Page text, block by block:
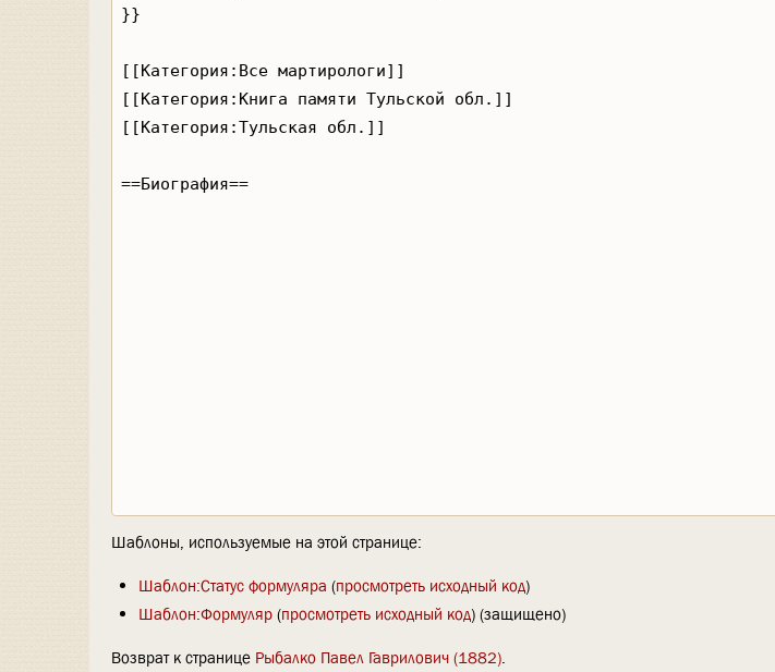
Шаблоны, используемые на этой странице:
Шаблон:Статус формуляра (просмотреть исходный код)
Шаблон:Формуляр(просмотреть исходный код) (защищено)
Возврат к странице Рыбалко Павел Гаврилович (1882).